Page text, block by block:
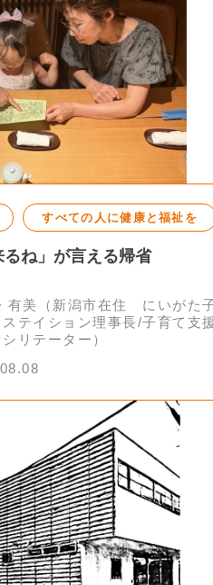
すべての人に健康と福祉を
るね」が言える帰省
有美（新潟市在住 にいがた
テイション理事長/子育て支
リテーター）